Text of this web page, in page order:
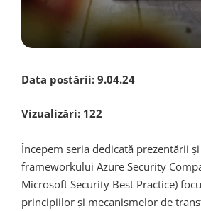
Data postării: 9.04.24
Vizualizări: 122
Începem seria dedicată prezentării
frameworkului Azure Security
Microsoft Security Best Practice)
principiilor și mecanismelor de